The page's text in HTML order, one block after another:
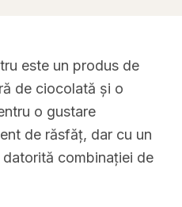
este un produs de
de ciocolată și o
o gustare
de răsfăț, dar cu un
combinației de